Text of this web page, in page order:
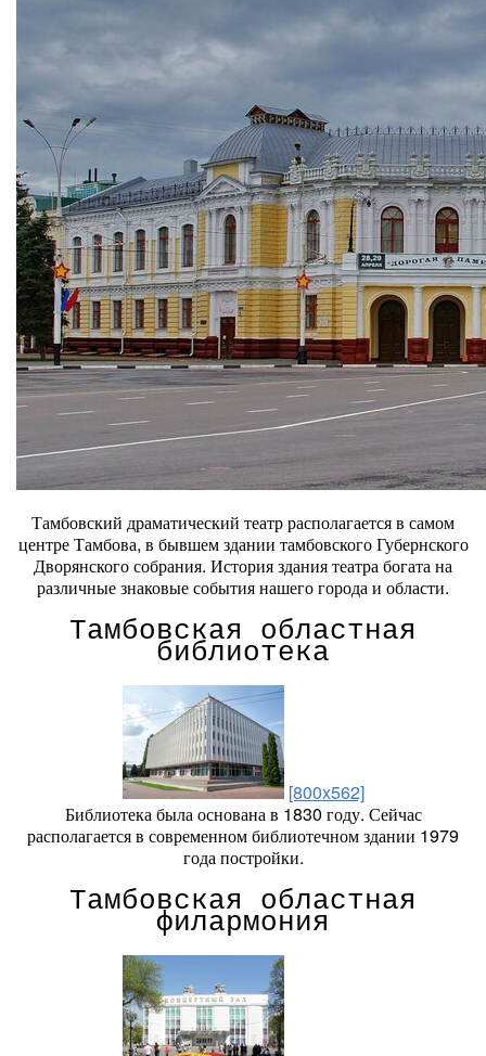
Тамбовский драматический театр располагается в самом
центре Тамбова, в бывшем здании тамбовского Губернского
Дворянского собрания. История здания театра богата на
различные знаковые события нашего города и области.
Тамбовская областная
библиотека
[800x562]
Библиотека была основана в 1830 году. Сейчас
располагается в современном библиотечном здании 1979
года постройки.
Тамбовская областная
филармония